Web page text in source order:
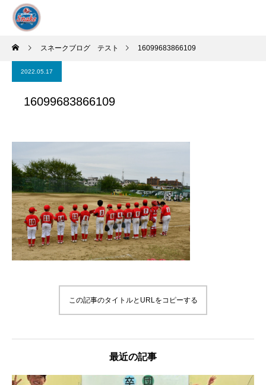
スネークブログ テスト 16099683866109
2022.05.17
16099683866109
この記事のタイトルとURLをコピーする
最近の記事